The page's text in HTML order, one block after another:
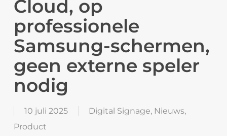
Cloud, op
professionele
Samsung-schermen,
geen externe speler
nodig
10 juli 2025 Digital Signage, Nieuws,
Product